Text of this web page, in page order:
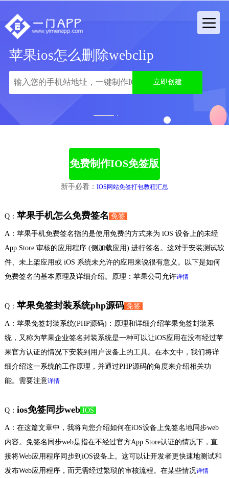
苹果ios怎么删除webclip
立即创建
免费制作IOS免签版
新手必看： IOS网站免签打包教程汇总
Q： 苹果手机怎么免费签名 免签
A：苹果手机免费签名指的是使用免费的方式来为 iOS 设备上的未经
App Store 审核的应用程序 (侧加载应用) 进行签名。这对于安装测试软
件、未上架应用或 iOS 系统未允许的应用来说很有意义。以下是如何
免费签名的基本原理及详细介绍。原理：苹果公司允许详情
Q： 苹果免签封装系统php源码 免签
A：苹果免签封装系统(PHP源码)：原理和详细介绍苹果免签封装系
统，又称为苹果企业签名封装系统是一种可以让iOS应用在没有经过苹
果官方认证的情况下安装到用户设备上的工具。在本文中，我们将详
细介绍这一系统的工作原理，并通过PHP源码的角度来介绍相关功
能。需要注意详情
Q： ios免签同步web IOS
A：在这篇文章中，我将向您介绍如何在iOS设备上免签名地同步web
内容。免签名同步web是指在不经过官方App Store认证的情况下，直
接将Web应用程序同步到iOS设备上。这可以让开发者更快速地测试和
发布Web应用程序，而无需经过繁琐的审核流程。在某些情况详情